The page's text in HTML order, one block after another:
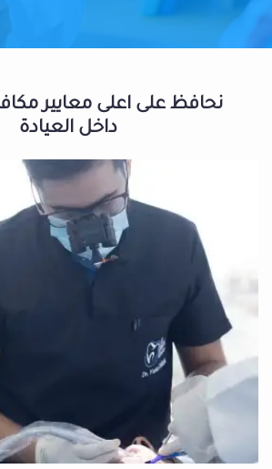
نحافظ على اعلى معايير
داخل العيادة